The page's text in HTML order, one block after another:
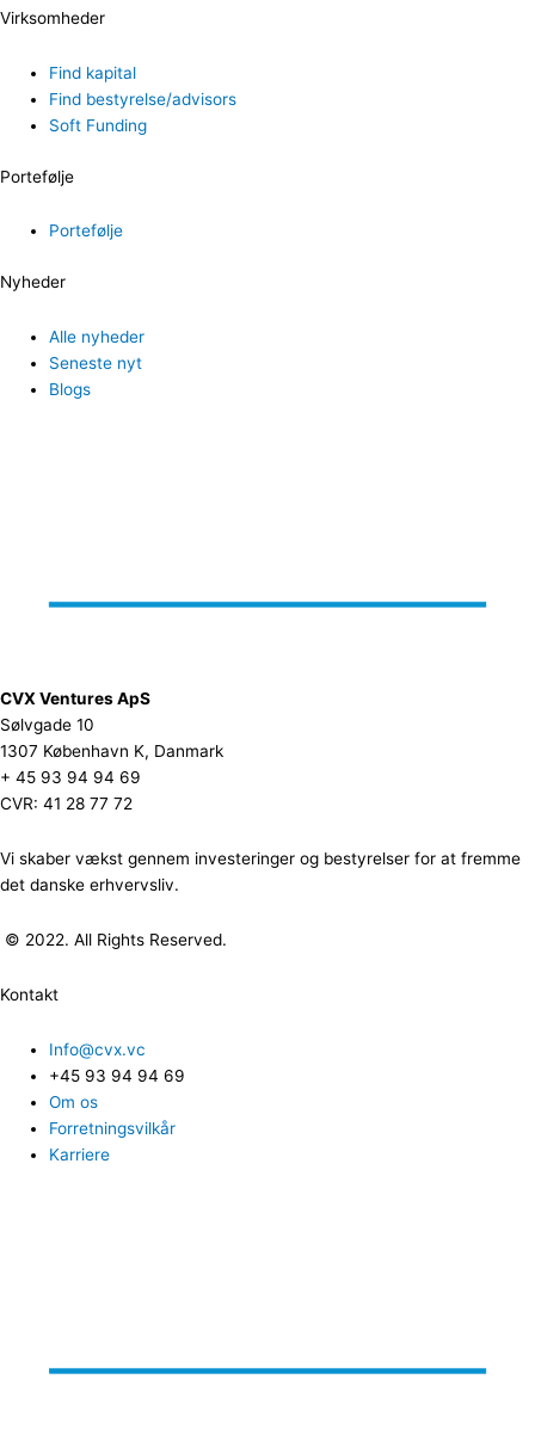
Virksomheder
Find kapital
Find bestyrelse/advisors
Soft Funding
Portefølje
Portefølje
Nyheder
Alle nyheder
Seneste nyt
Blogs
CVX Ventures ApS
Sølvgade 10
1307 København K, Danmark
+ 45 93 94 94 69
CVR: 41 28 77 72
Vi skaber vækst gennem investeringer og bestyrelser for at fremme
det danske erhvervsliv.
© 2022. All Rights Reserved.
Kontakt
Info@cvx.vc
+45 93 94 94 69
Om os
Forretningsvilkår
Karriere